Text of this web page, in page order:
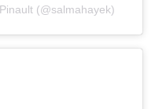
(@salmahayek)